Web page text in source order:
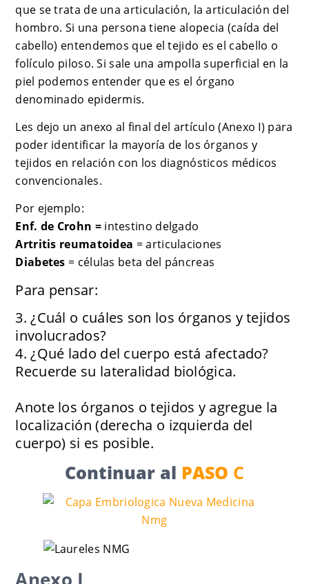
que se trata de una articulación, la articulación del
hombro. Si una persona tiene alopecia (caída del
cabello) entendemos que el tejido es el cabello o
folículo piloso. Si sale una ampolla superficial en la
piel podemos entender que es el órgano
denominado epidermis.
Les dejo un anexo al final del artículo (Anexo I) para
poder identificar la mayoría de los órganos y
tejidos en relación con los diagnósticos médicos
convencionales.
Por ejemplo:
Enf. de Crohn = intestino delgado
Artritis reumatoidea = articulaciones
Diabetes = células beta del páncreas
Para pensar:
3. ¿Cuál o cuáles son los órganos y tejidos
involucrados?
4. ¿Qué lado del cuerpo está afectado?
Recuerde su lateralidad biológica.
Anote los órganos o tejidos y agregue la
localización (derecha o izquierda del
cuerpo) si es posible.
Continuar al PASO C
Anexo I